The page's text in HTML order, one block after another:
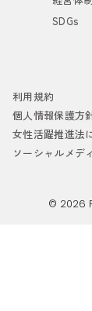
SDGs
利用規約
個人情報保護方
女性活躍推進法
ソーシャルメデ
© 2026